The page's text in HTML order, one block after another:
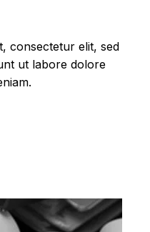
consectetur elit, sed
ut labore dolore